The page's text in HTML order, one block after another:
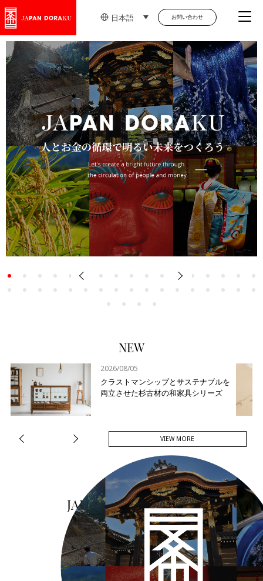
日本語 お問い合わせ
日本初公開！
NEW
2026/08/05
クラストマンシップとサステナブルを
両立させた杉古材の和家具シリーズ
VIEW MORE
JAPANDORAKUとは？